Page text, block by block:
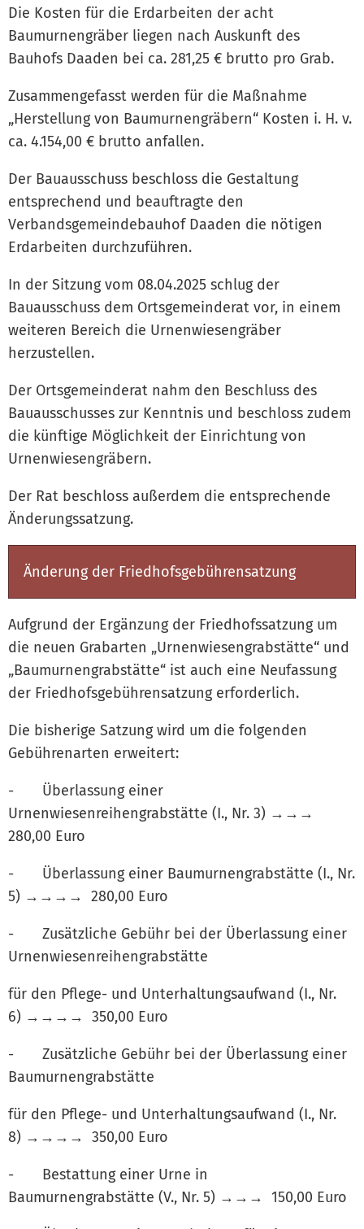
Die Kosten für die Erdarbeiten der acht
Baumurnengräber liegen nach Auskunft des
Bauhofs Daaden bei ca. 281,25 € brutto pro Grab.
Zusammengefasst werden für die Maßnahme
„Herstellung von Baumurnengräbern“ Kosten i. H. v.
ca. 4.154,00 € brutto anfallen.
Der Bauausschuss beschloss die Gestaltung
entsprechend und beauftragte den
Verbandsgemeindebauhof Daaden die nötigen
Erdarbeiten durchzuführen.
In der Sitzung vom 08.04.2025 schlug der
Bauausschuss dem Ortsgemeinderat vor, in einem
weiteren Bereich die Urnenwiesengräber
herzustellen.
Der Ortsgemeinderat nahm den Beschluss des
Bauausschusses zur Kenntnis und beschloss zudem
die künftige Möglichkeit der Einrichtung von
Urnenwiesengräbern.
Der Rat beschloss außerdem die entsprechende
Änderungssatzung.
Änderung der Friedhofsgebührensatzung
Aufgrund der Ergänzung der Friedhofssatzung um
die neuen Grabarten „Urnenwiesengrabstätte“ und
„Baumurnengrabstätte“ ist auch eine Neufassung
der Friedhofsgebührensatzung erforderlich.
Die bisherige Satzung wird um die folgenden
Gebührenarten erweitert:
- Überlassung einer
Urnenwiesenreihengrabstätte (I., Nr. 3) →→→
280,00 Euro
- Überlassung einer Baumurnengrabstätte (I., Nr.
5) →→→→ 280,00 Euro
- Zusätzliche Gebühr bei der Überlassung einer
Urnenwiesenreihengrabstätte
für den Pflege- und Unterhaltungsaufwand (I., Nr.
6) →→→→ 350,00 Euro
- Zusätzliche Gebühr bei der Überlassung einer
Baumurnengrabstätte
für den Pflege- und Unterhaltungsaufwand (I., Nr.
8) →→→→ 350,00 Euro
- Bestattung einer Urne in
Baumurnengrabstätte (V., Nr. 5) →→→ 150,00 Euro